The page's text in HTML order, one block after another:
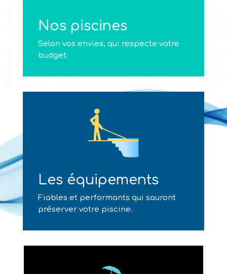
Nos piscines
Selon vos envies, qui respecte votre
budget.
Les équipements
Fiables et performants qui sauront
préserver votre piscine.